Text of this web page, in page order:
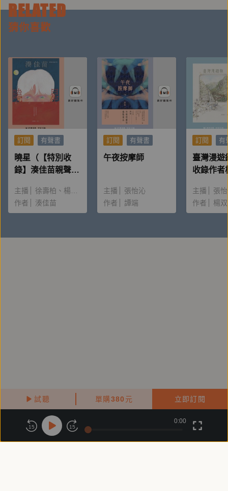
試聽 單購380 元 立即訂閱
吳曉樂
居於台中。喜歡鸚鵡，喜歡觀察那些別人習以為常的
劇）、《上流兒童》（已售影視版權）、《可是我偏偏
不喜歡》。
_____
聲音指導：盧怡君
產品企劃：林云也
錄音：蔡恩禮、劉寶苓、孫藝庭
RELATED
猜你喜歡
訂閱 有聲書
曉星（【特別收
錄】湊佳苗親聲朗
主播 徐壽柏
楊雅淳
作者
湊佳苗
訂閱 有聲書
午夜按摩師
主播
張怡沁
作者
譚端
訂閱 有
臺灣漫遊
收錄作者
主播
張
作者
楊
關於鏡好聽
商務合作 付費條款 會員條款
15 15
0:00